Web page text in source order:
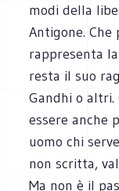
modi della
Antigone.
rappresenta
resta il suo
Gandhi o altri.
essere anche
uomo chi
non scritta,
Ma non è il